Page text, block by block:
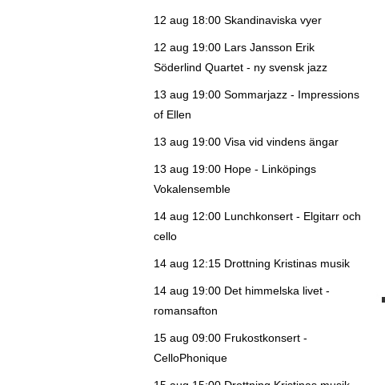
12 aug 18:00 Skandinaviska vyer
12 aug 19:00 Lars Jansson Erik
Söderlind Quartet - ny svensk jazz
13 aug 19:00 Sommarjazz - Impressions
of Ellen
13 aug 19:00 Visa vid vindens ängar
13 aug 19:00 Hope - Linköpings
Vokalensemble
14 aug 12:00 Lunchkonsert - Elgitarr och
cello
14 aug 12:15 Drottning Kristinas musik
14 aug 19:00 Det himmelska livet -
romansafton
15 aug 09:00 Frukostkonsert -
CelloPhonique